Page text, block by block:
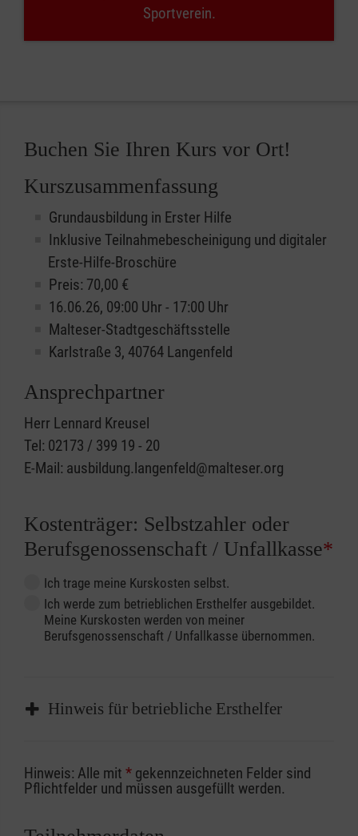
Sportverein.
Buchen Sie Ihren Kurs vor Ort!
Kurszusammenfassung
Grundausbildung in Erster Hilfe
Inklusive Teilnahmebescheinigung und digitaler
Erste-Hilfe-Broschüre
Preis: 70,00 €
16.06.26, 09:00 Uhr - 17:00 Uhr
Malteser-Stadtgeschäftsstelle
Karlstraße 3, 40764 Langenfeld
Ansprechpartner
Herr Lennard Kreusel
Tel: 02173 / 399 19 - 20
E-Mail: ausbildung.langenfeld@malteser.org
Kostenträger: Selbstzahler oder
Berufsgenossenschaft / Unfallkasse*
Ich trage meine Kurskosten selbst.
Ich werde zum betrieblichen Ersthelfer ausgebildet.
Meine Kurskosten werden von meiner
Berufsgenossenschaft / Unfallkasse übernommen.
Hinweis für betriebliche Ersthelfer
Sofern Sie ein Kostenübernahmeverfahren
Ihrer Berufsgenossenschaft / Unfallkasse
Abrechnungsunterlagen spätestens zu
Hinweis: Alle mit * gekennzeichneten Felder sind
Pflichtfelder und müssen ausgefüllt werden.